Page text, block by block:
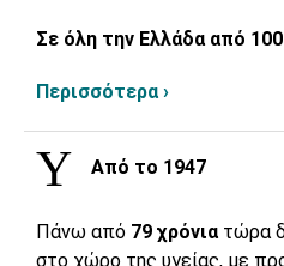
Σε όλη την Ελλάδα από
Περισσότερα ›
Από το 1947
Πάνω από 79 χρόνια τώρα
στο χώρο της υγείας, με